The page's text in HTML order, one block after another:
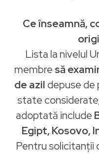
Ce înseamnă,
Lista la nivelul
membre să
de azil depuse de
state
adoptată include
Egipt, Kosovo,
Pentru solicitanții